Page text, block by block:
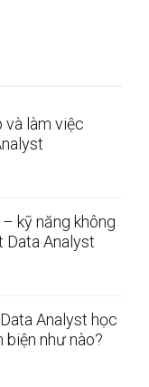
và làm việc
kỹ năng không
Data Analyst
Analyst học
như nào?